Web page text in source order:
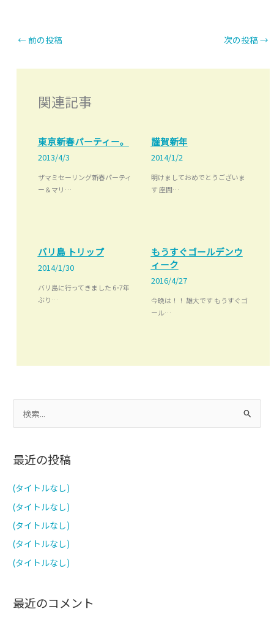
←前の投稿 次の投稿 →
関連記事
東京新春パーティー。
2013/4/3
ザマミセーリング新春パーティ
ー＆マリ…
謹賀新年
2014/1/2
明けましておめでとうございま
す 座間…
バリ島 トリップ
2014/1/30
バリ島に行ってきました 6･7年
ぶり…
もうすぐゴールデンウ
ィーク
2016/4/27
今晩は！！ 雄大です もうすぐゴ
ール…
索
象
最近の投稿
(タイトルなし)
(タイトルなし)
(タイトルなし)
(タイトルなし)
(タイトルなし)
最近のコメント